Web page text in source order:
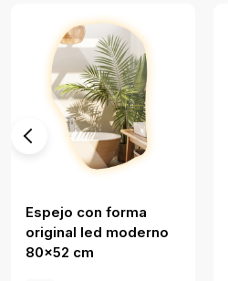
Espejo con forma
original led moderno
80x52 cm